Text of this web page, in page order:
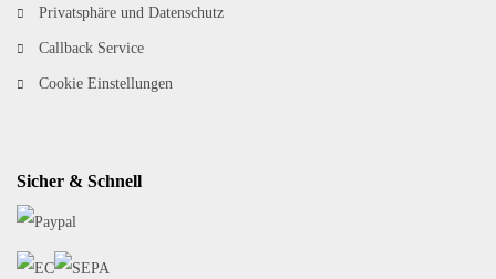
Privatsphäre und Datenschutz
Callback Service
Cookie Einstellungen
Sicher & Schnell